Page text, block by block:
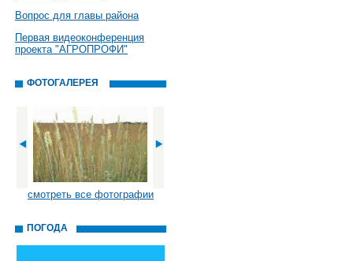
Вопрос для главы района
Первая видеоконференция
проекта "АГРОПРОФИ"
ФОТОГАЛЕРЕЯ
смотреть все фотографии
ПОГОДА